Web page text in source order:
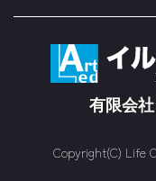
Copyright(C) Life